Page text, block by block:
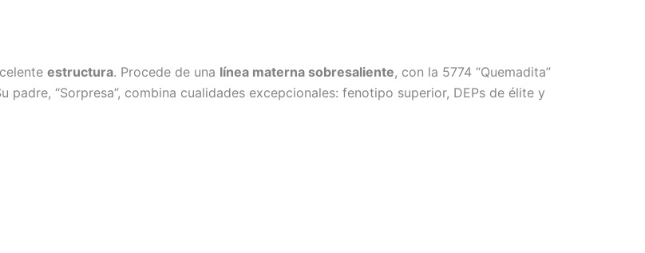
estructura. Procede de una línea materna sobresaliente, con la 5774 “Quemadita”
“Sorpresa”, combina cualidades excepcionales: fenotipo superior, DEPs de élite y